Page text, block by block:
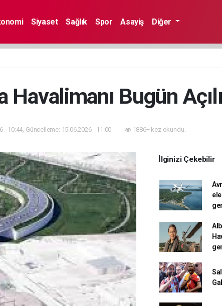
Siyaset Sağlık Spor Asayiş Diğer
Bugün
- 10:44, Güncelleme: 15.06.2026 - 11:00 1886+ kez okundu.
İlginizi Çekebilir